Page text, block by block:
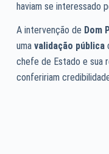
haviam se interessado
A intervenção de Dom
uma validação pública
chefe de Estado e sua
confeririam